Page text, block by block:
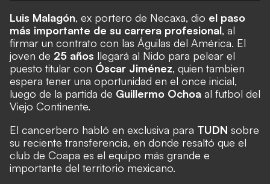
Luis Malagón, ex portero de Necaxa, dio el paso
más importante de su carrera profesional, al
firmar un contrato con las Águilas del América. El
joven de 25 años llegará al Nido para pelear el
puesto titular con Óscar Jiménez, quien tambien
espera tener una oportunidad en el once inicial,
luego de la partida de Guillermo Ochoa al futbol del
Viejo Continente.
El cancerbero habló en exclusiva para TUDN sobre
su reciente transferencia, en donde resaltó que el
club de Coapa es el equipo más grande e
importante del territorio mexicano.